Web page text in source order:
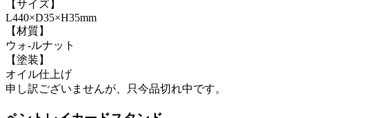
【サイズ】
L440×D35×H35mm
【材質】
ウォ-ルナット
【塗装】
オイル仕上げ
申し訳ございませんが、只今品切れ中です。